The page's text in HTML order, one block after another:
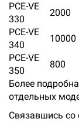
PCE-VE
330
2000
PCE-VE
340
10000
PCE-VE
350
800
Более
отдельных
Связавшись